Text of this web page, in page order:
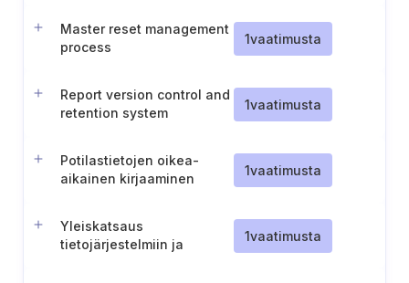
Master reset management
process
1vaatimusta
Report version control and
retention system
1vaatimusta
Potilastietojen oikea-
aikainen kirjaaminen
1vaatimusta
Yleiskatsaus
tietojärjestelmiin ja
1vaatimusta